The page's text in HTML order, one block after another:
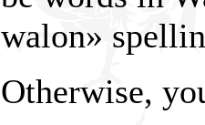
walon»
Otherwise,